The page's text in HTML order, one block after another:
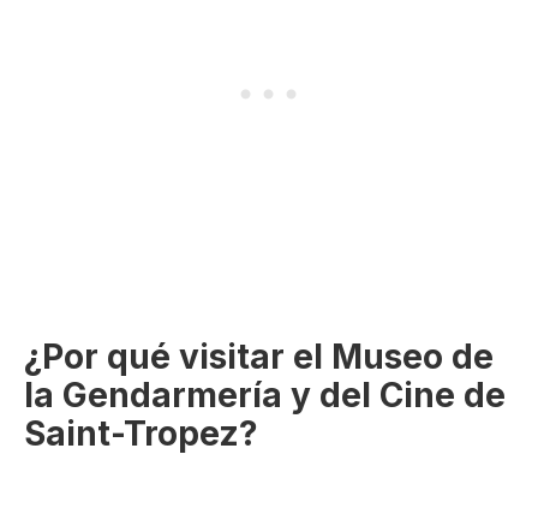
¿Por qué visitar el Museo de
la Gendarmería y del Cine de
Saint-Tropez?